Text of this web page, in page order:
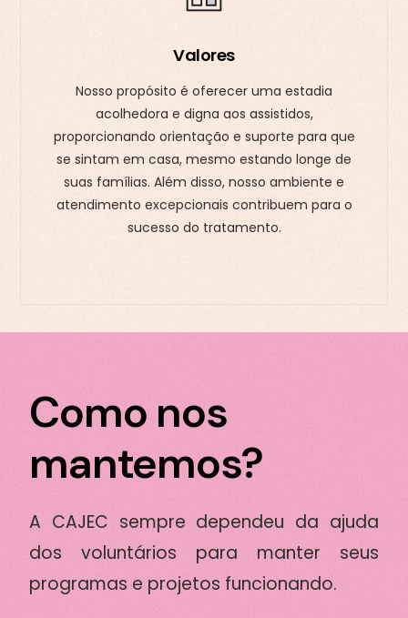
Valores
Nosso propósito é oferecer uma estadia
acolhedora e digna aos assistidos,
proporcionando orientação e suporte para que
se sintam em casa, mesmo estando longe de
suas famílias. Além disso, nosso ambiente e
atendimento excepcionais contribuem para o
sucesso do tratamento.
Como nos
mantemos?
A CAJEC sempre dependeu da ajuda
dos voluntários para manter seus
programas e projetos funcionando.